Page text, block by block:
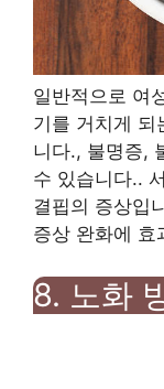
일반적으로 여
기를 거치게 되
니다., 불명증,
수 있습니다..
결핍의 증상입
증상 완화에 효
8. 노화